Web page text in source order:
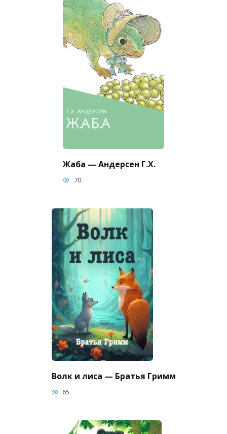
Жаба — Андерсен Г.Х.
70
Волк и лиса — Братья Гримм
65